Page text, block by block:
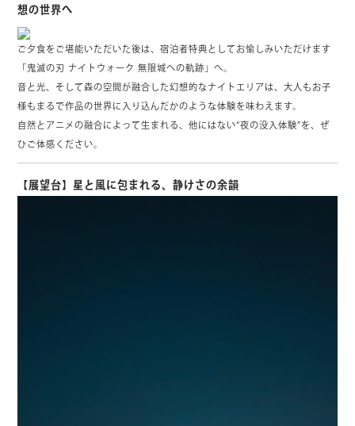
想の世界へ
ご夕食をご堪能いただいた後は、宿泊者特典としてお愉しみいただけます
「鬼滅の刃 ナイトウォーク 無限城への軌跡」へ。
音と光、そして森の空間が融合した幻想的なナイトエリアは、大人もお子
様もまるで作品の世界に入り込んだかのような体験を味わえます。
自然とアニメの融合によって生まれる、他にはない“夜の没入体験”を、ぜ
ひご体感ください。
【展望台】星と風に包まれる、静けさの余韻